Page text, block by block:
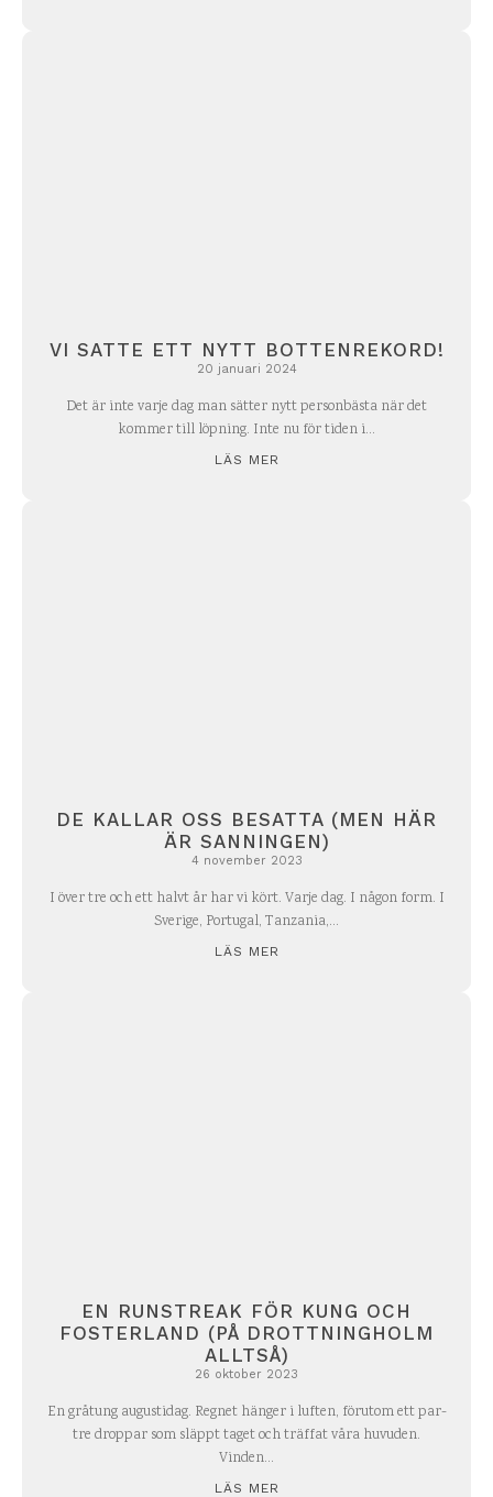
VI SATTE ETT NYTT BOTTENREKORD!
20 januari 2024
Det är inte varje dag man sätter nytt personbästa när det
kommer till löpning. Inte nu för tiden i...
LÄS MER
DE KALLAR OSS BESATTA (MEN HÄR
ÄR SANNINGEN)
4 november 2023
I över tre och ett halvt år har vi kört. Varje dag. I någon form. I
Sverige, Portugal, Tanzania,...
LÄS MER
EN RUNSTREAK FÖR KUNG OCH
FOSTERLAND (PÅ DROTTNINGHOLM
ALLTSÅ)
26 oktober 2023
En gråtung augustidag. Regnet hänger i luften, förutom ett par-
tre droppar som släppt taget och träffat våra huvuden.
Vinden...
LÄS MER